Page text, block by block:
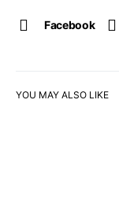
Facebook
YOU MAY ALSO LIKE